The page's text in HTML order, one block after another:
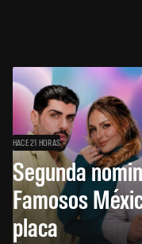
HACE 21 HORAS
Segunda
Famosos
placa